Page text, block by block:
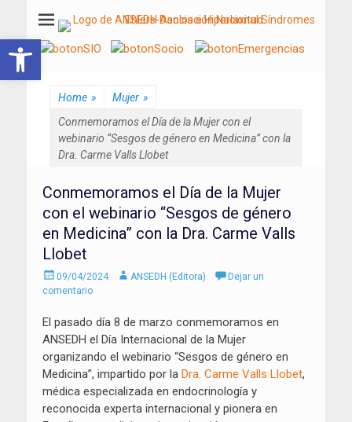
ANSEDH
Asociación Nacional del Síndrome de Ehlers-Danlos e Hiperlaxitud
Home » Mujer »
Conmemoramos el Día de la Mujer con el
webinario “Sesgos de género en Medicina” con la
Dra. Carme Valls Llobet
Conmemoramos el Día de la Mujer
con el webinario “Sesgos de género
en Medicina” con la Dra. Carme Valls
Llobet
Enviado
el
09/04/2024 AutorANSEDH (Editora)
Dejar un
comentario
El pasado día 8 de marzo conmemoramos en
ANSEDH el Día Internacional de la Mujer
organizando el webinario “Sesgos de género en
Medicina”, impartido por la Dra. Carme Valls Llobet,
médica especializada en endocrinología y
reconocida experta internacional y pionera en
Abrir barra de herramientas